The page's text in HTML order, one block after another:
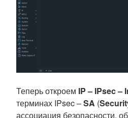
Теперь откроем IP – IPsec –
терминах IPsec –SA (
ассоциация безопасности,